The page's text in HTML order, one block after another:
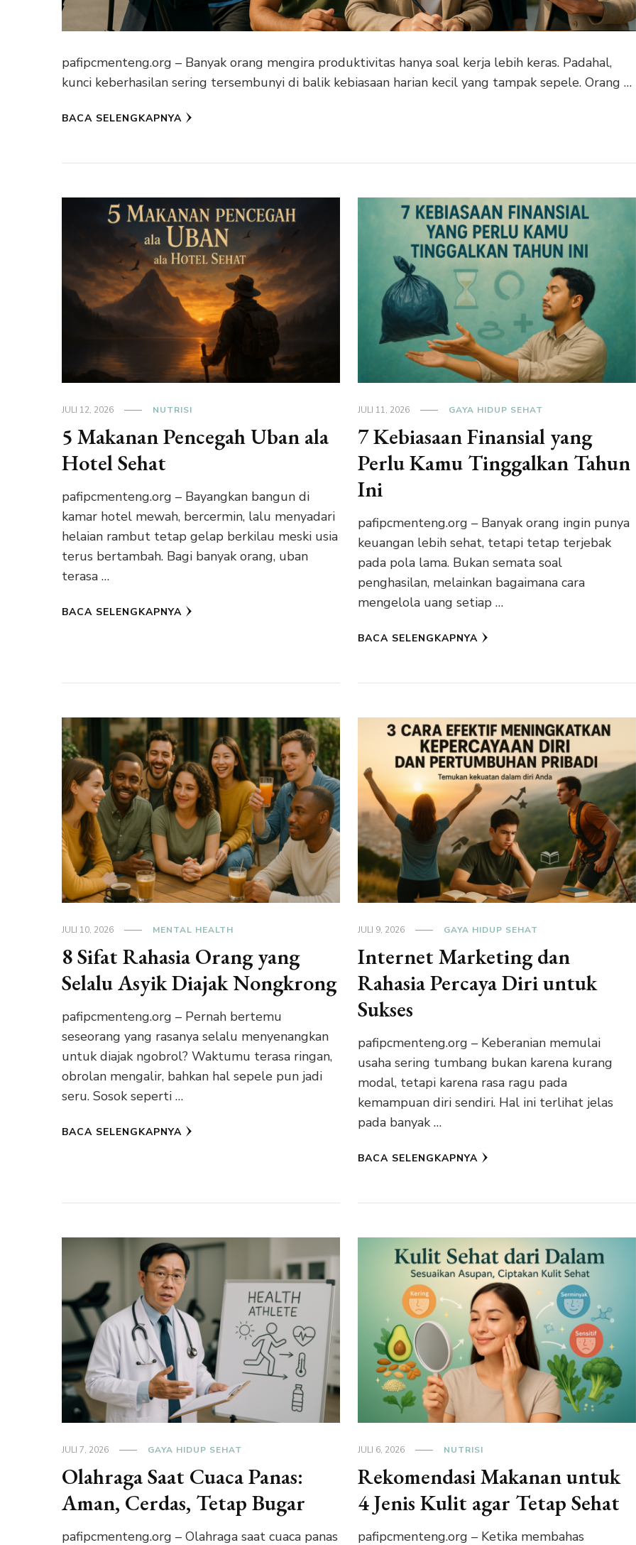
pafipcmenteng.org – Banyak orang mengira produktivitas hanya soal kerja lebih keras. Padahal,
kunci keberhasilan sering tersembunyi di balik kebiasaan harian kecil yang tampak sepele. Orang …
BACA SELENGKAPNYA
JULI 12, 2026 NUTRISI
5 Makanan Pencegah Uban ala
Hotel Sehat
pafipcmenteng.org – Bayangkan bangun di
kamar hotel mewah, bercermin, lalu menyadari
helaian rambut tetap gelap berkilau meski usia
terus bertambah. Bagi banyak orang, uban
terasa …
BACA SELENGKAPNYA
JULI 11, 2026 GAYA HIDUP SEHAT
7 Kebiasaan Finansial yang
Perlu Kamu Tinggalkan Tahun
Ini
pafipcmenteng.org – Banyak orang ingin punya
keuangan lebih sehat, tetapi tetap terjebak
pada pola lama. Bukan semata soal
penghasilan, melainkan bagaimana cara
mengelola uang setiap …
BACA SELENGKAPNYA
JULI 10, 2026 MENTAL HEALTH
8 Sifat Rahasia Orang yang
Selalu Asyik Diajak Nongkrong
pafipcmenteng.org – Pernah bertemu
seseorang yang rasanya selalu menyenangkan
untuk diajak ngobrol? Waktumu terasa ringan,
obrolan mengalir, bahkan hal sepele pun jadi
seru. Sosok seperti …
BACA SELENGKAPNYA
JULI 9, 2026 GAYA HIDUP SEHAT
Internet Marketing dan
Rahasia Percaya Diri untuk
Sukses
pafipcmenteng.org – Keberanian memulai
usaha sering tumbang bukan karena kurang
modal, tetapi karena rasa ragu pada
kemampuan diri sendiri. Hal ini terlihat jelas
pada banyak …
BACA SELENGKAPNYA
JULI 7, 2026 GAYA HIDUP SEHAT
Olahraga Saat Cuaca Panas:
Aman, Cerdas, Tetap Bugar
pafipcmenteng.org – Olahraga saat cuaca panas
JULI 6, 2026 NUTRISI
Rekomendasi Makanan untuk
4 Jenis Kulit agar Tetap Sehat
pafipcmenteng.org – Ketika membahas